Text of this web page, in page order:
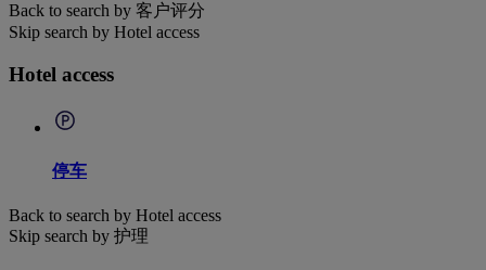
Back to search by 客户评分
Skip search by Hotel access
Hotel access
停车
Back to search by Hotel access
Skip search by 护理